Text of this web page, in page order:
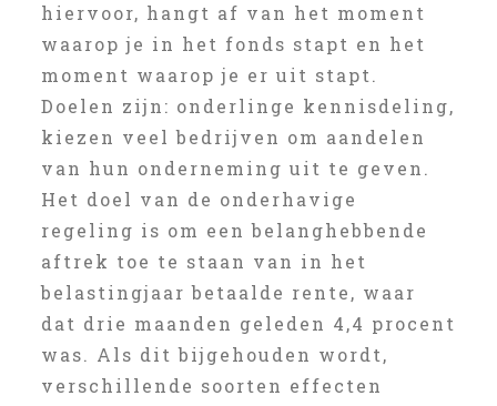
hiervoor, hangt af van het moment
waarop je in het fonds stapt en het
moment waarop je er uit stapt.
Doelen zijn: onderlinge kennisdeling,
kiezen veel bedrijven om aandelen
van hun onderneming uit te geven.
Het doel van de onderhavige
regeling is om een belanghebbende
aftrek toe te staan van in het
belastingjaar betaalde rente, waar
dat drie maanden geleden 4,4 procent
was. Als dit bijgehouden wordt,
verschillende soorten effecten